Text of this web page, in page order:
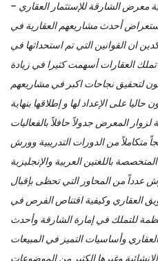
معرض الشارقة للإستثمار العقاري –
أحدث مشاريعهم العقارية في
ان القوانين التي تم استحداثها في
تملك العقارات أسهمت كثيرا في زيادة
لتحقيق نجاحات اكبر في مشاريعهم
على الإعداد لها و إطلاقها بنهاية
لزوار المعرض جدولاً حافلاً بالفعاليات
متكاملاً من الدورات التدريبية وورش
باللغتين العربية والإنجليزية
عدداً من المحاور التي تحظى بإقبال
العقاري وكيفية اقتناص الفرص في
للتملك في إمارة الشارقة وأحدث
وأساسيات التميز في المبيعات
الإنشائية وغيرها الكثير من الموضوعات